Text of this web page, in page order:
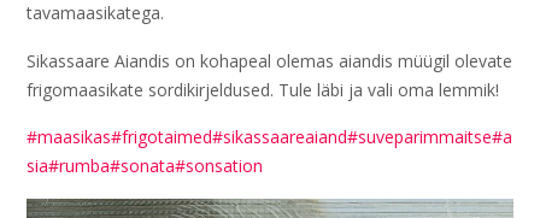
tavamaasikatega.
Sikassaare Aiandis on kohapeal olemas aiandis müügil olevate
frigomaasikate sordikirjeldused. Tule läbi ja vali oma lemmik!
#maasikas#frigotaimed#sikassaareaiand#suveparimmaitse#a
sia#rumba#sonata#sonsation